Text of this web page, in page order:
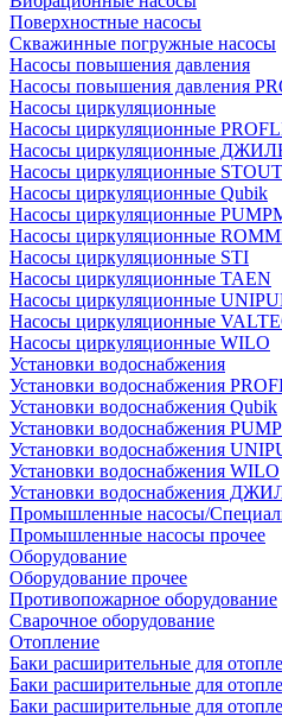
Поверхностные насосы
Скважинные погружные насосы
Насосы повышения давления
Насосы повышения давления
Насосы циркуляционные
Насосы циркуляционные
Насосы циркуляционные
Насосы циркуляционные STOUT
Насосы циркуляционные Qubik
Насосы циркуляционные
Насосы циркуляционные
Насосы циркуляционные STI
Насосы циркуляционные TAEN
Насосы циркуляционные
Насосы циркуляционные
Насосы циркуляционные WILO
Установки водоснабжения
Установки водоснабжения
Установки водоснабжения Qubik
Установки водоснабжения
Установки водоснабжения
Установки водоснабжения WILO
Установки водоснабжения
Промышленные насосы/
Промышленные насосы прочее
Оборудование
Оборудование прочее
Противопожарное оборудование
Сварочное оборудование
Отопление
Баки расширительные для
Баки расширительные для
Баки расширительные для